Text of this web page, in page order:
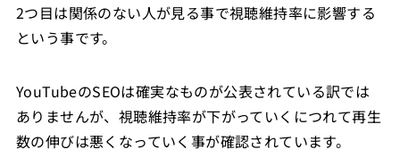
2つ目は関係のない人が見る事で視聴維持率に影響する
という事です。
YouTubeのSEOは確実なものが公表されている訳では
ありませんが、視聴維持率が下がっていくにつれて再生
数の伸びは悪くなっていく事が確認されています。